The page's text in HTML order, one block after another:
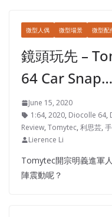
微型人偶 微型場景 微型配
鏡頭玩先 –
64 Car Snap…
June 15, 2020
1:64, 2020, Diocolle 64,
Review, Tomytec, 利思芸,
Lierence Li
Tomytec開宗明義進軍
陣震動呢？